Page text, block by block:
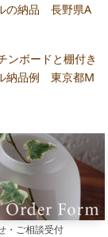
の納品 長野県A
ンボードと棚付き
納品例 東京都M
・ご相談受付